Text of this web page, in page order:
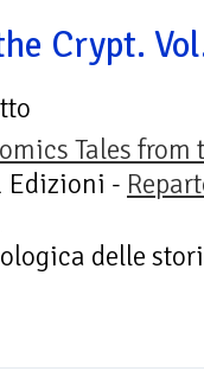
Crypt.
Tales from
Edizioni -
delle